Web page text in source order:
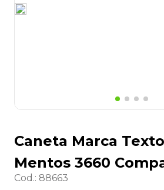
Caneta Marca
Mentos 3660
Cod.: 88663
8